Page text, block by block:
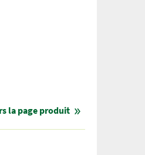
la page produit